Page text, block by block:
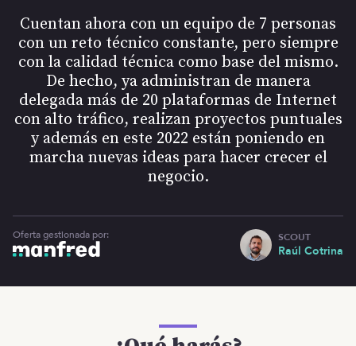
Cuentan ahora con un equipo de 7 personas
con un reto técnico constante, pero siempre
con la calidad técnica como base del mismo.
De hecho, ya administran de manera
delegada más de 20 plataformas de Internet
con alto tráfico, realizan proyectos puntuales
y además en este 2022 están poniendo en
marcha nuevas ideas para hacer crecer el
negocio.
Oferta gestionada por: SCOUT
Raúl Cotrina